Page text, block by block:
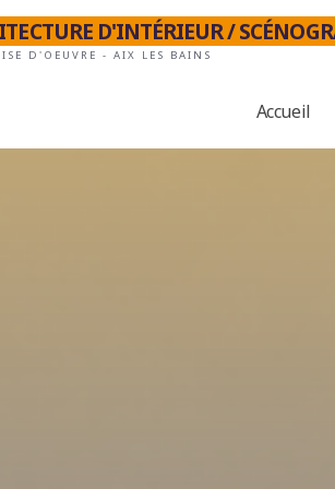
D'INTÉRIEUR /
D'OEUVRE - AIX LES BAINS
Accueil